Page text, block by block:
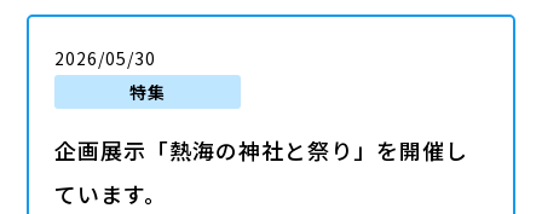
2026/05/30
特集
企画展示「熱海の神社と祭り」を開催し
ています。